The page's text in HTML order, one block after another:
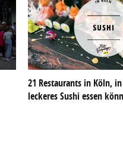
21 Restaurants in Köln,
leckeres Sushi essen